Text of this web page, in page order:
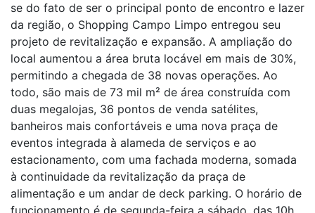
se do fato de ser o principal ponto de encontro e lazer
da região, o Shopping Campo Limpo entregou seu
projeto de revitalização e expansão. A ampliação do
local aumentou a área bruta locável em mais de 30%,
permitindo a chegada de 38 novas operações. Ao
todo, são mais de 73 mil m² de área construída com
duas megalojas, 36 pontos de venda satélites,
banheiros mais confortáveis e uma nova praça de
eventos integrada à alameda de serviços e ao
estacionamento, com uma fachada moderna, somada
à continuidade da revitalização da praça de
alimentação e um andar de deck parking. O horário de
funcionamento é de segunda-feira a sábado, das 10h